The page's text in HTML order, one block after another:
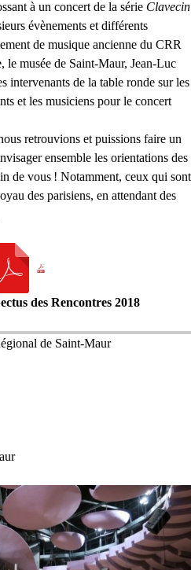
à un concert de la série Clavecin
évènements et différents
de musique ancienne du CRR
le musée de Saint-Maur, Jean-Luc
intervenants de la table ronde sur les
et les musiciens pour le concert
retrouvions et puissions faire un
ensemble les orientations des
de vous ! Notamment, ceux qui sont
des parisiens, en attendant des
des Rencontres 2018
de Saint-Maur